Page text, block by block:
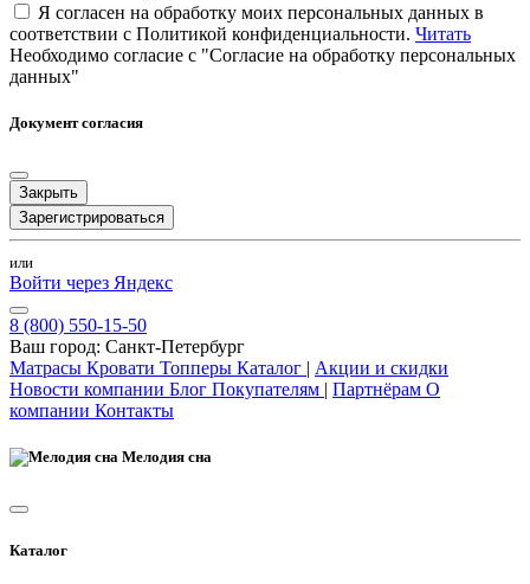
Я согласен на обработку моих персональных данных в
соответствии с Политикой конфиденциальности. Читать
Необходимо согласие с "Согласие на обработку персональных
данных"
Документ согласия
Закрыть
Зарегистрироваться
или
Войти через Яндекс
8 (800) 550-15-50
Ваш город: Санкт-Петербург
Матрасы Кровати Топперы Каталог | Акции и скидки
Новости компании Блог Покупателям | Партнёрам О
компании Контакты
Мелодия сна
Каталог